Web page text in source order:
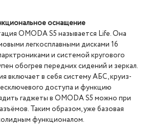
оснащение
OMODA S5 называется Life. Она
легкосплавными дисками 16
и системой кругового
обогрев передних сидений и зеркал.
включает в себя систему АБС, круиз-
доступа и функцию
гаджеты в OMODA S5 можно при
Таким образом, уже базовая
функционалом.